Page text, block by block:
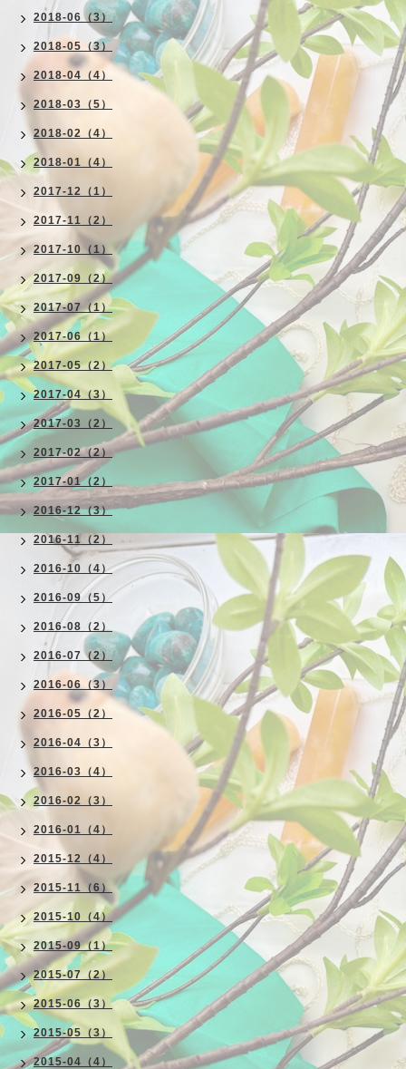
2018-06（3）
2018-05（3）
2018-04（4）
2018-03（5）
2018-02（4）
2018-01（4）
2017-12（1）
2017-11（2）
2017-10（1）
2017-09（2）
2017-07（1）
2017-06（1）
2017-05（2）
2017-04（3）
2017-03（2）
2017-02（2）
2017-01（2）
2016-12（3）
2016-11（2）
2016-10（4）
2016-09（5）
2016-08（2）
2016-07（2）
2016-06（3）
2016-05（2）
2016-04（3）
2016-03（4）
2016-02（3）
2016-01（4）
2015-12（4）
2015-11（6）
2015-10（4）
2015-09（1）
2015-07（2）
2015-06（3）
2015-05（3）
2015-04（4）